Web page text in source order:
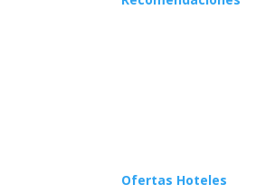
Ofertas Hoteles